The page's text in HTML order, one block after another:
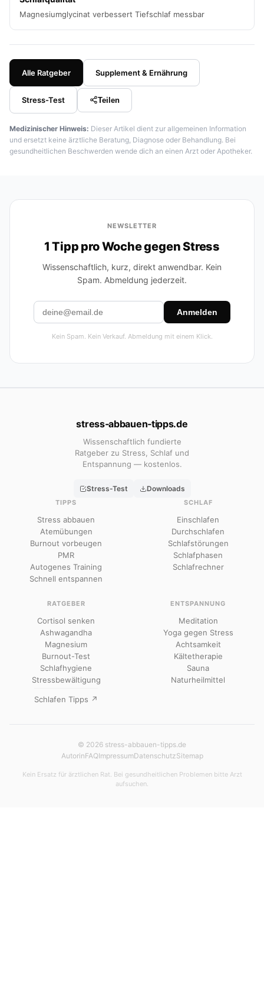
Magnesiumglycinat verbessert Tiefschlaf messbar
Alle Ratgeber Supplement & Ernährung
Stress-Test Teilen
Medizinischer Hinweis: Dieser Artikel dient zur allgemeinen Information
und ersetzt keine ärztliche Beratung, Diagnose oder Behandlung. Bei
gesundheitlichen Beschwerden wende dich an einen Arzt oder Apotheker.
NEWSLETTER
1 Tipp pro Woche gegen Stress
Wissenschaftlich, kurz, direkt anwendbar. Kein
Spam. Abmeldung jederzeit.
Anmelden
Kein Spam. Kein Verkauf. Abmeldung mit einem Klick.
stress‑abbauen‑tipps.de
Wissenschaftlich fundierte
Ratgeber zu Stress, Schlaf und
Entspannung — kostenlos.
Stress-Test Downloads
TIPPS
Stress abbauen
Atemübungen
Burnout vorbeugen
PMR
Autogenes Training
Schnell entspannen
SCHLAF
Einschlafen
Durchschlafen
Schlafstörungen
Schlafphasen
Schlafrechner
RATGEBER
Cortisol senken
Ashwagandha
Magnesium
Burnout-Test
Schlafhygiene
Stressbewältigung
Schlafen Tipps ↗
ENTSPANNUNG
Meditation
Yoga gegen Stress
Achtsamkeit
Kältetherapie
Sauna
Naturheilmittel
© 2026 stress-abbauen-tipps.de
AutorinFAQImpressumDatenschutzSitemap
Kein Ersatz für ärztlichen Rat. Bei gesundheitlichen Problemen bitte Arzt
aufsuchen.